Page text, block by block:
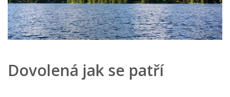
Dovolená jak se patří